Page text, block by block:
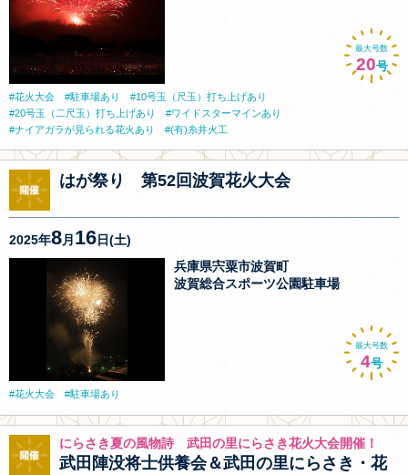
最大号数
20号
花火大会 駐車場あり
10号玉（尺玉）打ち上げあり
20号玉（二尺玉）打ち上げあり
ワイドスターマインあり
ナイアガラが見られる花火あり
(有)糸井火工
はが祭り 第52回波賀花火大会
2025年8月 16日(土)
兵庫県宍粟市波賀町
波賀総合スポーツ公園駐車場
最大号数
4号
花火大会 駐車場あり
にらさき夏の風物詩 武田の里にらさき花火大会開催！
武田陣没将士供養会＆武田の里にらさき・花